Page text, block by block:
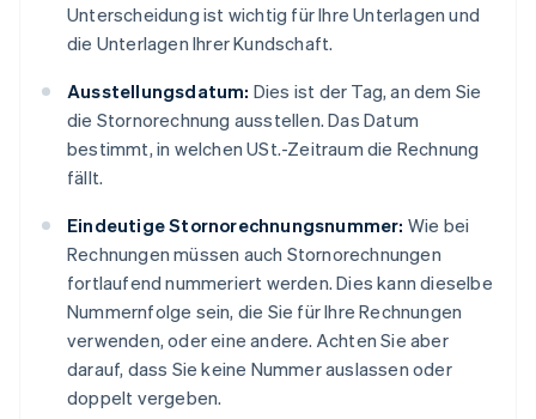
Unterscheidung ist wichtig für Ihre Unterlagen und
die Unterlagen Ihrer Kundschaft.
Ausstellungsdatum: Dies ist der Tag, an dem Sie
die Stornorechnung ausstellen. Das Datum
bestimmt, in welchen USt.-Zeitraum die Rechnung
fällt.
Eindeutige Stornorechnungsnummer: Wie bei
Rechnungen müssen auch Stornorechnungen
fortlaufend nummeriert werden. Dies kann dieselbe
Nummernfolge sein, die Sie für Ihre Rechnungen
verwenden, oder eine andere. Achten Sie aber
darauf, dass Sie keine Nummer auslassen oder
doppelt vergeben.